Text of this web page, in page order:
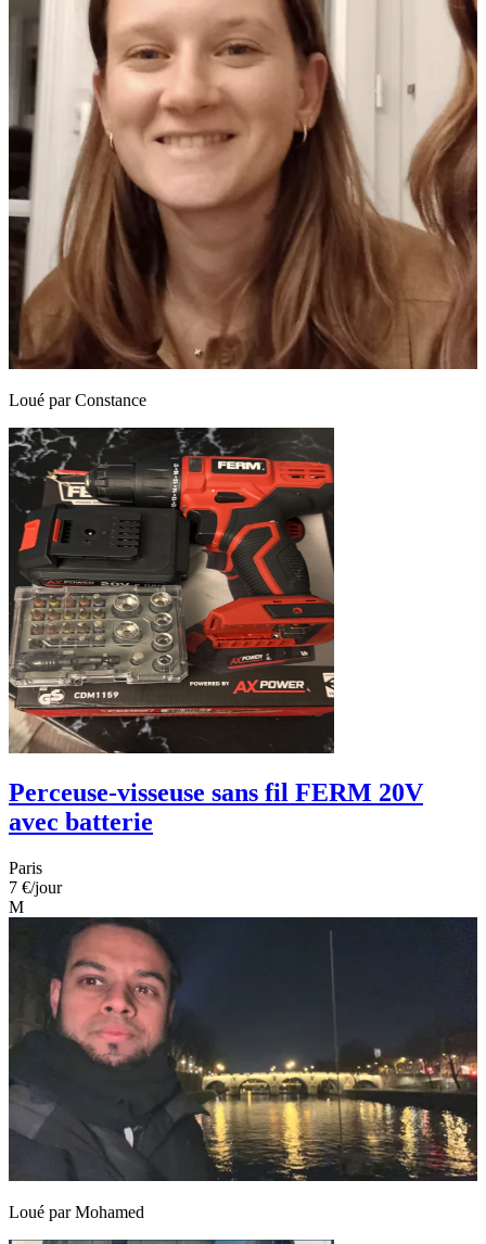
Loué parConstance
Perceuse-visseuse sans fil FERM 20V
avec batterie
Paris
7 €/jour
M
Loué parMohamed